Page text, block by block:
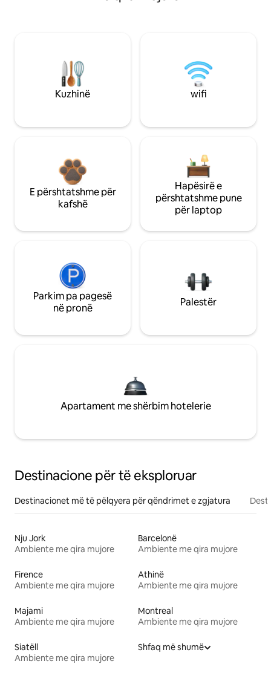
Kuzhinë wifi
E përshtatshme për
kafshë
Hapësirë e
përshtatshme pune
për laptop
Parkim pa pagesë
në pronë
Palestër
Apartament me shërbim hotelerie
Destinacione për të eksploruar
Destinacionet më të pëlqyera për qëndrimet e zgjatura
Nju Jork
Ambiente me qira mujore
Barcelonë
Ambiente me qira mujore
Firence
Ambiente me qira mujore
Athinë
Ambiente me qira mujore
Majami
Ambiente me qira mujore
Montreal
Ambiente me qira mujore
Siatëll
Ambiente me qira mujore
Shfaq më shumë